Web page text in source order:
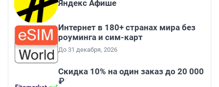
Яндекс Афише
Интернет в 180+ странах мира без
роуминга и сим-карт
До 31 декабря, 2026
Скидка 10% на один заказ до 20 000
₽